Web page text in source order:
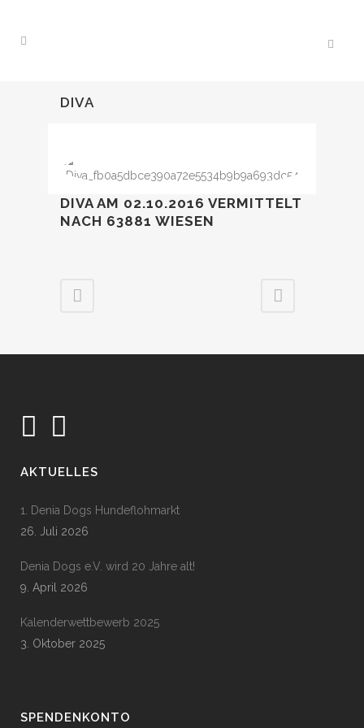
DIVA
DIVA AM 02.10.2016 VERMITTELT
NACH 63881 WIESEN
AKTUELLES
1. Denia Dogs Hundeflohmarkt
26. Juli 2026
Denia Dogs e.V. wird 20 Jahre alt!
9. April 2026
Kalenderwettbewerb 2025
3. Oktober 2025
SPENDENKONTO